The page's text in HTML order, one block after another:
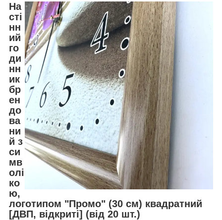
На
сті
нн
ий
го
ди
нн
ик
бр
ен
до
ва
ни
й з
си
мв
олі
ко
ю,
логотипом "Промо" (30 cм) квадратний
[ДВП, відкриті] (від 20 шт.)